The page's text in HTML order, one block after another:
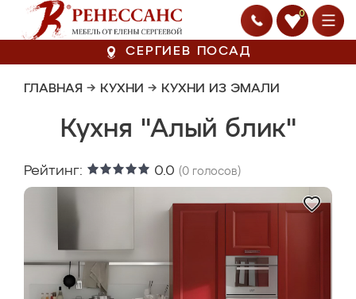
0
СЕРГИЕВ ПОСАД
ГЛАВНАЯ → КУХНИ → КУХНИ ИЗ ЭМАЛИ
Кухня "Алый блик"
Рейтинг: 0.0 (0 голосов)